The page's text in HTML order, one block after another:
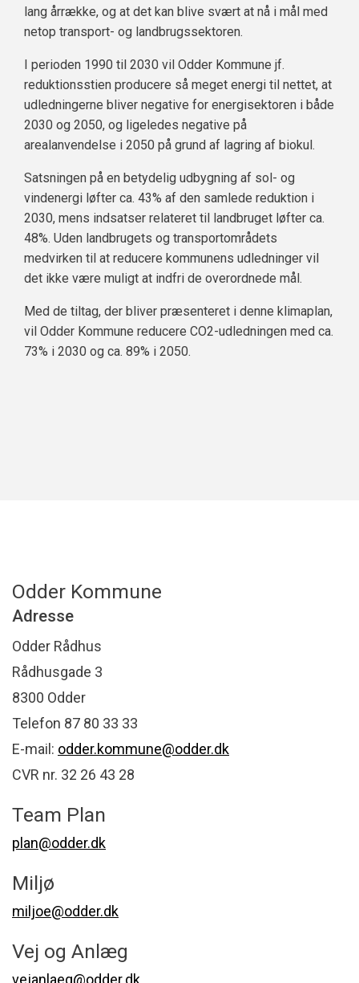
lang årrække, og at det kan blive svært at nå i mål med
netop transport- og landbrugssektoren.
I perioden 1990 til 2030 vil Odder Kommune jf.
reduktionsstien producere så meget energi til nettet, at
udledningerne bliver negative for energisektoren i både
2030 og 2050, og ligeledes negative på
arealanvendelse i 2050 på grund af lagring af biokul.
Satsningen på en betydelig udbygning af sol- og
vindenergi løfter ca. 43% af den samlede reduktion i
2030, mens indsatser relateret til landbruget løfter ca.
48%. Uden landbrugets og transportområdets
medvirken til at reducere kommunens udledninger vil
det ikke være muligt at indfri de overordnede mål.
Med de tiltag, der bliver præsenteret i denne klimaplan,
vil Odder Kommune reducere CO2-udledningen med ca.
73% i 2030 og ca. 89% i 2050.
Odder Kommune
Adresse
Odder Rådhus
Rådhusgade 3
8300 Odder
Telefon 87 80 33 33
E-mail: odder.kommune@odder.dk
CVR nr. 32 26 43 28
Team Plan
plan@odder.dk
Miljø
miljoe@odder.dk
Vej og Anlæg
vejanlaeg@odder.dk